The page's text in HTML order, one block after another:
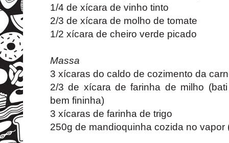
1/4 de xícara de vinho tinto
2/3 de xícara de molho de tomate
1/2 xícara de cheiro verde picado
Massa
3 xícaras do caldo de cozimento da
2/3 de xícara de farinha de milho
bem fininha)
3 xícaras de farinha de trigo
250g de mandioquinha cozida no vapor